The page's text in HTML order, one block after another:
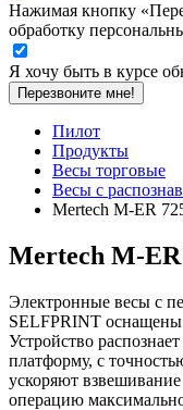
Нажимая кнопку
обработку
Я хочу быть в курсе
Перезвоните мне!
Пилот
Продукты
Весы торговые
Весы с
Mertech M-ER
Mertech M-ER
Электронные весы с
SELFPRINT оснащены
Устройство
платформу, с
ускоряют взвешивание
операцию